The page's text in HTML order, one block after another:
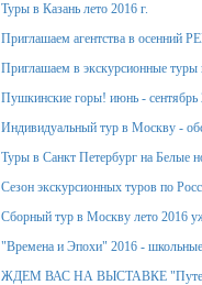
Туры в Казань лето 2016 г.
Приглашаем агентства в
Приглашаем в экскурсионные туры
Пушкинские горы! июнь - сентябрь
Индивидуальный тур в Москву -
Туры в Санкт Петербург на Белые
Сезон экскурсионных туров по
Сборный тур в Москву лето 2016
"Времена и Эпохи" 2016 - школьные
ЖДЕМ ВАС НА ВЫСТАВКЕ